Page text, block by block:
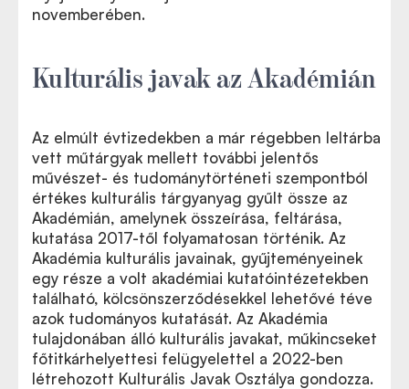
novemberében.
Kulturális javak az Akadémián
Az elmúlt évtizedekben a már régebben leltárba
vett műtárgyak mellett további jelentős
művészet- és tudománytörténeti szempontból
értékes kulturális tárgyanyag gyűlt össze az
Akadémián, amelynek összeírása, feltárása,
kutatása 2017-től folyamatosan történik. Az
Akadémia kulturális javainak, gyűjteményeinek
egy része a volt akadémiai kutatóintézetekben
található, kölcsönszerződésekkel lehetővé téve
azok tudományos kutatását. Az Akadémia
tulajdonában álló kulturális javakat, műkincseket
főtitkárhelyettesi felügyelettel a 2022-ben
létrehozott Kulturális Javak Osztálya gondozza.